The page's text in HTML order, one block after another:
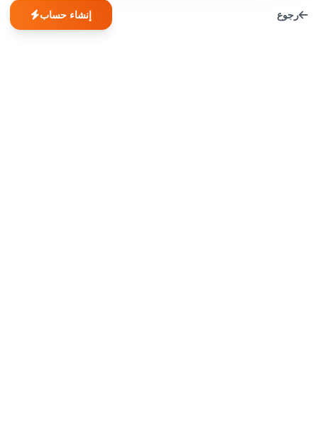
رجوع إنشاء حساب